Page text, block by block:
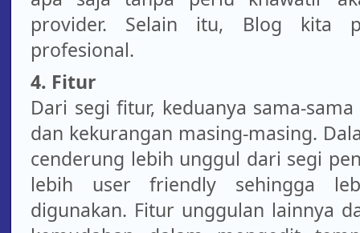
provider. Selain itu, Blog kita
profesional.
4. Fitur
Dari segi fitur, keduanya sama-
dan kekurangan masing-masing.
cenderung lebih unggul dari segi
lebih user friendly sehingga
digunakan. Fitur unggulan lainnya